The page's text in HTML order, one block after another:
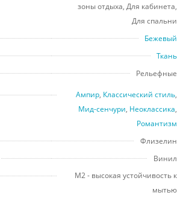
зоны отдыха, Для кабинета,
Для спальни
Бежевый
Ткань
Рельефные
Ампир, Классический стиль,
Мид-сенчури, Неоклассика,
Романтизм
Флизелин
Винил
М2 - высокая устойчивость к
мытью